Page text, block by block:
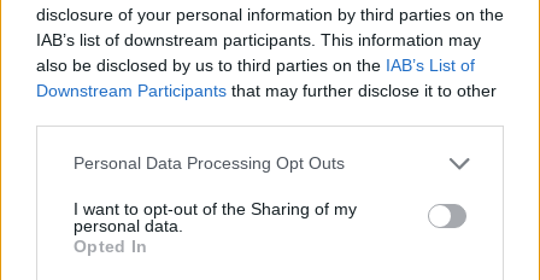
disclosure of your personal information by third parties on the
IAB’s list of downstream participants. This information may
also be disclosed by us to third parties on the IAB’s List of
Downstream Participants that may further disclose it to other
Personal Data Processing Opt Outs
I want to opt-out of the Sharing of my
personal data.
Opted In
Από το ΑΠΕ-ΜΠΕ